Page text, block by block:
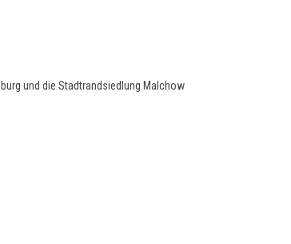
und die Stadtrandsiedlung Malchow